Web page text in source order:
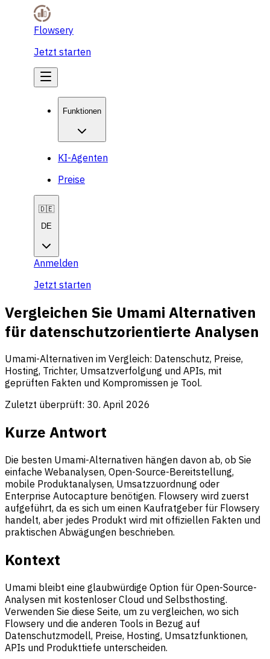
Flowsery
Jetzt starten
Funktionen
KI-Agenten
Preise
🇩🇪
DE
Anmelden
Jetzt starten
Vergleichen Sie Umami Alternativen
für datenschutzorientierte Analysen
Umami-Alternativen im Vergleich: Datenschutz, Preise,
Hosting, Trichter, Umsatzverfolgung und APIs, mit
geprüften Fakten und Kompromissen je Tool.
Zuletzt überprüft: 30. April 2026
Kurze Antwort
Die besten Umami-Alternativen hängen davon ab, ob Sie
einfache Webanalysen, Open-Source-Bereitstellung,
mobile Produktanalysen, Umsatzzuordnung oder
Enterprise Autocapture benötigen. Flowsery wird zuerst
aufgeführt, da es sich um einen Kaufratgeber für Flowsery
handelt, aber jedes Produkt wird mit offiziellen Fakten und
praktischen Abwägungen beschrieben.
Kontext
Umami bleibt eine glaubwürdige Option für Open-Source-
Analysen mit kostenloser Cloud und Selbsthosting.
Verwenden Sie diese Seite, um zu vergleichen, wo sich
Flowsery und die anderen Tools in Bezug auf
Datenschutzmodell, Preise, Hosting, Umsatzfunktionen,
APIs und Produkttiefe unterscheiden.